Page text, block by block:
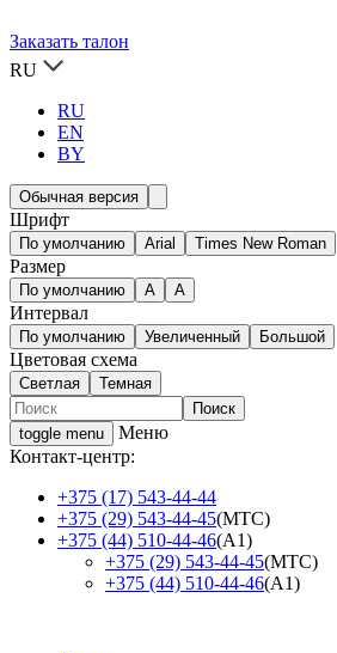
Заказать талон
RU
RU
EN
BY
Обычная версия
Шрифт
По умолчанию Arial Times New Roman
Размер
По умолчанию A A
Интервал
По умолчанию Увеличенный Большой
Цветовая схема
Светлая Темная
toggle menu
Меню
Контакт-центр:
+375 (17) 543-44-44
+375 (29) 543-44-45(МТС)
+375 (44) 510-44-46(А1)
+375 (29) 543-44-45(МТС)
+375 (44) 510-44-46(А1)